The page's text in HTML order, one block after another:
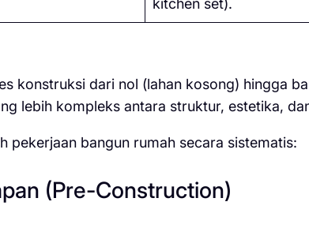
kitchen set).
konstruksi dari nol (lahan kosong) hingga
lebih kompleks antara struktur, estetika,
pekerjaan bangun rumah secara sistematis:
(Pre-Construction)